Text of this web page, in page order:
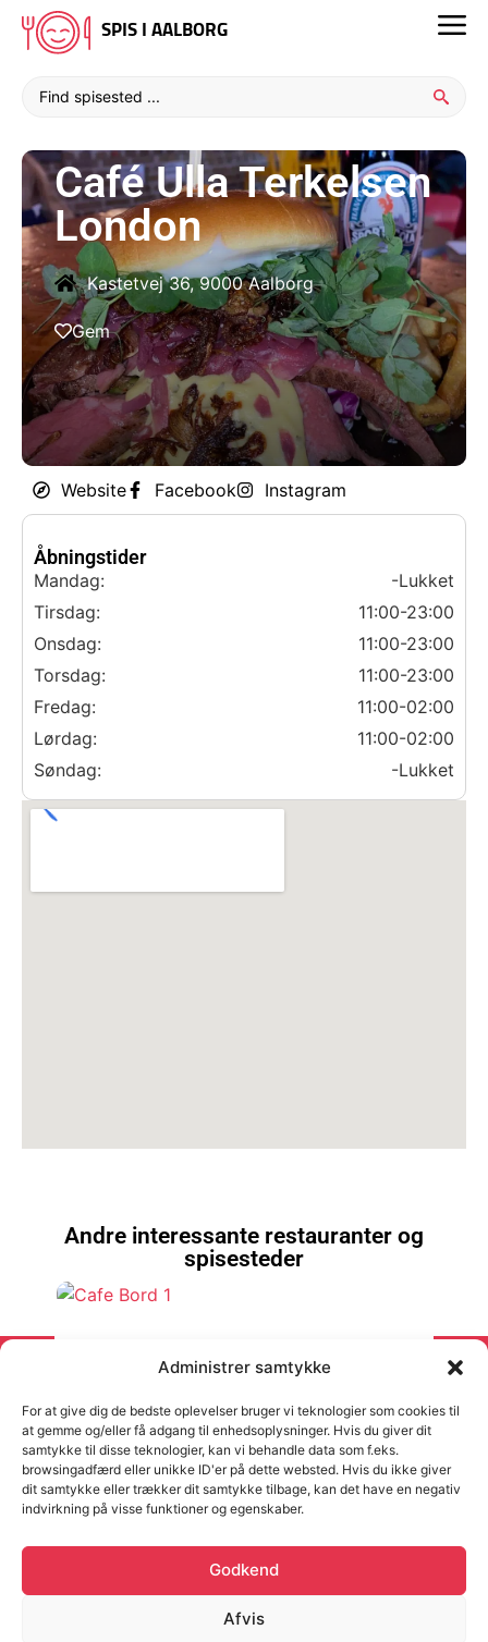
Administrer samtykke
For at give dig de bedste oplevelser bruger vi teknologier som cookies til
at gemme og/eller få adgang til enhedsoplysninger. Hvis du giver dit
samtykke til disse teknologier, kan vi behandle data som f.eks.
browsingadfærd eller unikke ID'er på dette websted. Hvis du ikke giver
dit samtykke eller trækker dit samtykke tilbage, kan det have en negativ
indvirkning på visse funktioner og egenskaber.
Godkend
Afvis
SPIS I AALBORG
Café Ulla Terkelsen
London
Kastetvej 36, 9000 Aalborg
Gem
Website Facebook Instagram
Åbningstider
Mandag:
-Lukket
Tirsdag:
11:00-23:00
Onsdag:
11:00-23:00
Torsdag:
11:00-23:00
Fredag:
11:00-02:00
Lørdag:
11:00-02:00
Søndag:
-Lukket
Andre interessante restauranter og
spisesteder
Cafe Bord 1
Amerikansk
Måltider
Morgenmad
Brunch